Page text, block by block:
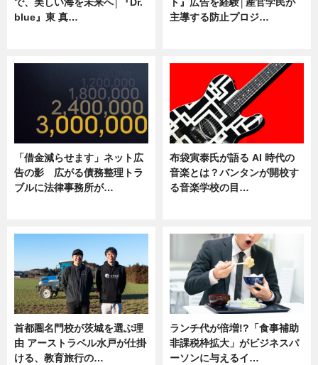
blue』東 真…
主導する防止プロジ…
「借金減らせます」ネット広
告の影 広がる債務整理トラ
ブルに法律事務所が…
布袋寅泰氏が語る AI 時代の
音楽とは？バンタンが開校す
る音楽学校の目…
首都圏名門校が茨城を選ぶ理
由 アーストラベル水戸が仕掛
ける、教育旅行の…
ランチ代が倍増!?「食事補助
非課税枠拡大」がビジネスパ
ーソンに与えるイ…